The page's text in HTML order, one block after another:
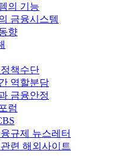
의 기능
금융시스템
향
책수단
역할분담
금융안정
럼
규제 뉴스레터
련 해외사이트